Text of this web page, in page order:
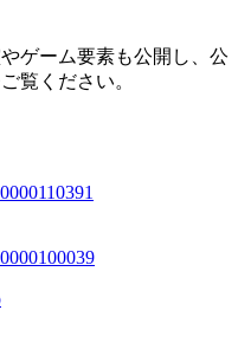
ゲーム要素も公開し、公
覧ください。